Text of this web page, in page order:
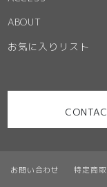
お問い合わせ 特定商
ABOUT
お気に入りリスト